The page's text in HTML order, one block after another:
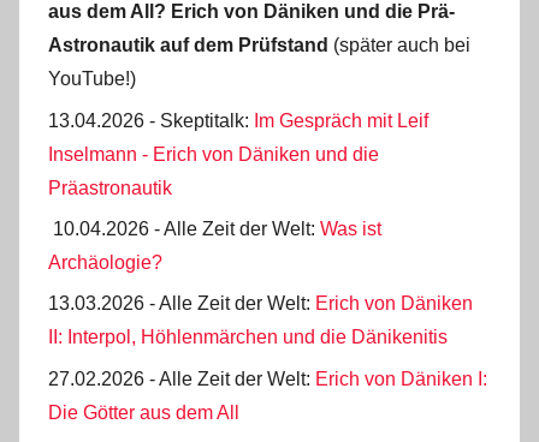
aus dem All? Erich von Däniken und die Prä-
Astro­nautik auf dem Prüf­stand (später auch bei
YouTube!)
13.04.2026 - Skeptitalk: Im Gespräch mit Leif
Inselmann - Erich von Däniken und die
Präastronautik
10.04.2026 - Alle Zeit der Welt: Was ist
Archäologie?
13.03.2026 - Alle Zeit der Welt: Erich von Däniken
II: Interpol, Höhlenmärchen und die Dänikenitis
27.02.2026 - Alle Zeit der Welt: Erich von Däniken I:
Die Götter aus dem All